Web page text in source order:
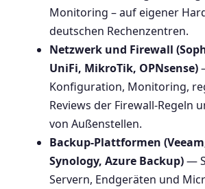
Monitoring – auf eigener
deutschen Rechenzentren.
Netzwerk und Firewall
UniFi, MikroTik, OPNsense)
Konfiguration, Monitoring,
Reviews der Firewall-Regeln
von Außenstellen.
Backup-Plattformen
Synology, Azure Backup)—
Servern, Endgeräten und